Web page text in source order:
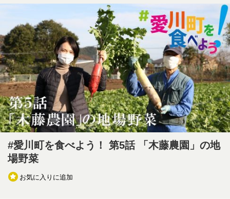
#愛川町を食べよう！ 第5話 「木藤農園」の地
場野菜
お気に入りに追加